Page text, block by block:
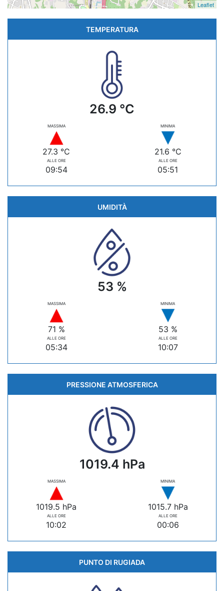
Leaflet
TEMPERATURA
26.9 °C
MASSIMA
27.3 °C
ALLE ORE
09:54
MINIMA
21.6 °C
ALLE ORE
05:51
UMIDITÀ
53 %
MASSIMA
71 %
ALLE ORE
05:34
MINIMA
53 %
ALLE ORE
10:07
PRESSIONE ATMOSFERICA
1019.4 hPa
MASSIMA
1019.5 hPa
ALLE ORE
10:02
MINIMA
1015.7 hPa
ALLE ORE
00:06
PUNTO DI RUGIADA